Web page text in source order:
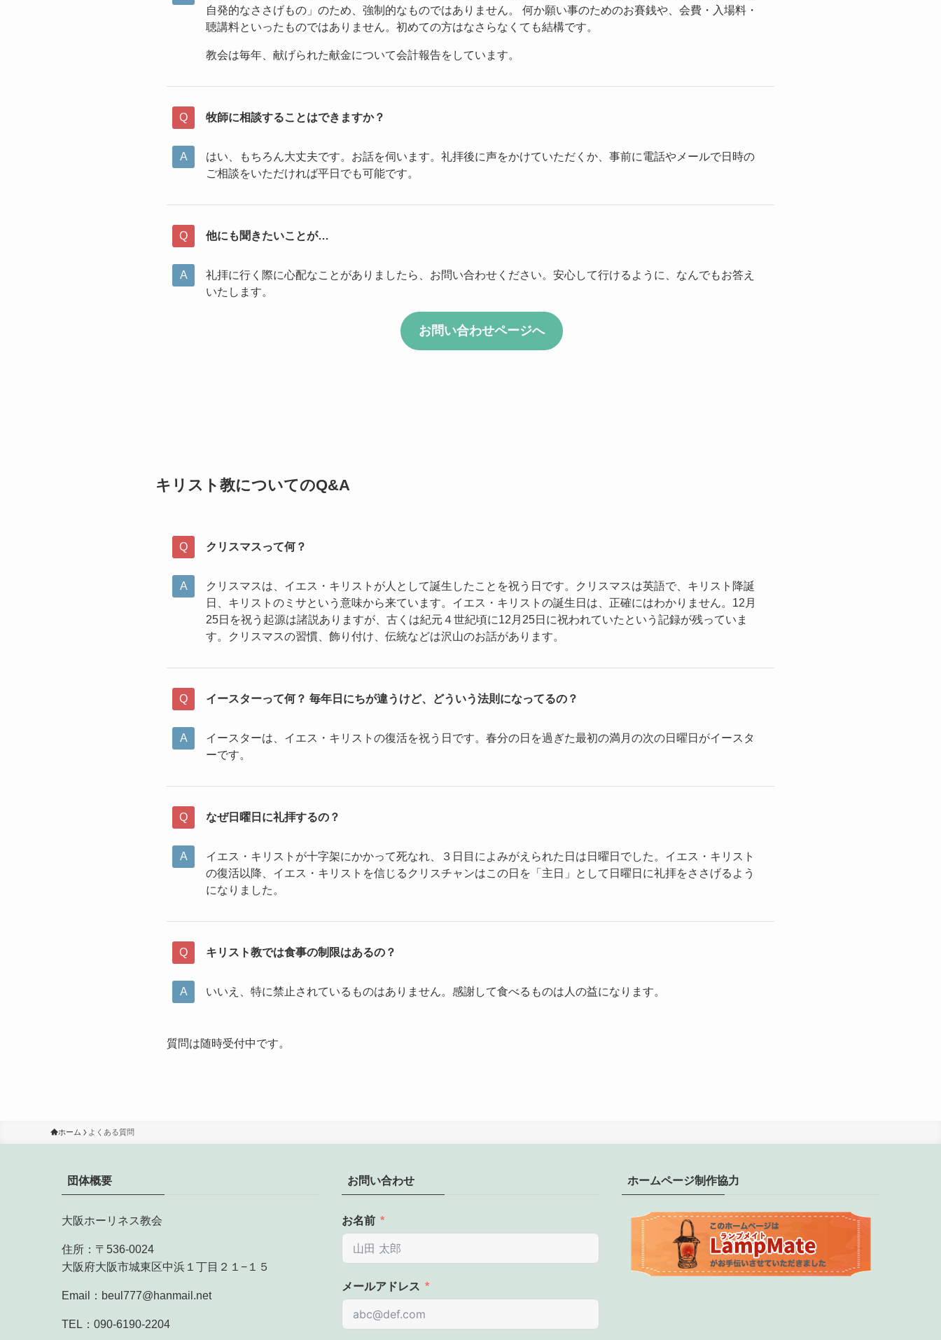
自発的なささげもの」のため、強制的なものではありません。 何か願い事のためのお賽銭や、会費・入場料・
聴講料といったものではありません。初めての方はなさらなくても結構です。
教会は毎年、献げられた献金について会計報告をしています。
牧師に相談することはできますか？
はい、もちろん大丈夫です。お話を伺います。礼拝後に声をかけていただくか、事前に電話やメールで日時の
ご相談をいただければ平日でも可能です。
他にも聞きたいことが…
礼拝に行く際に心配なことがありましたら、お問い合わせください。安心して行けるように、なんでもお答え
いたします。
お問い合わせページへ
キリスト教についてのQ&A
クリスマスって何？
クリスマスは、イエス・キリストが人として誕生したことを祝う日です。クリスマスは英語で、キリスト降誕
日、キリストのミサという意味から来ています。イエス・キリストの誕生日は、正確にはわかりません。12月
25日を祝う起源は諸説ありますが、古くは紀元４世紀頃に12月25日に祝われていたという記録が残っていま
す。クリスマスの習慣、飾り付け、伝統などは沢山のお話があります。
イースターって何？ 毎年日にちが違うけど、どういう法則になってるの？
イースターは、イエス・キリストの復活を祝う日です。春分の日を過ぎた最初の満月の次の日曜日がイースタ
ーです。
なぜ日曜日に礼拝するの？
イエス・キリストが十字架にかかって死なれ、３日目によみがえられた日は日曜日でした。イエス・キリスト
の復活以降、イエス・キリストを信じるクリスチャンはこの日を「主日」として日曜日に礼拝をささげるよう
になりました。
キリスト教では食事の制限はあるの？
いいえ、特に禁止されているものはありません。感謝して食べるものは人の益になります。
質問は随時受付中です。
ホーム よくある質問
団体概要
大阪ホーリネス教会
住所：〒536-0024
大阪府大阪市城東区中浜１丁目２１−１５
Email：beul777@hanmail.net
TEL：090-6190-2204
お問い合わせ
お名前
メールアドレス
ホームページ制作協力